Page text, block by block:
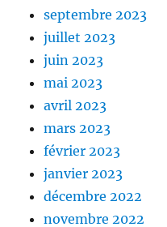
septembre 2023
juillet 2023
juin 2023
mai 2023
avril 2023
mars 2023
février 2023
janvier 2023
décembre 2022
novembre 2022